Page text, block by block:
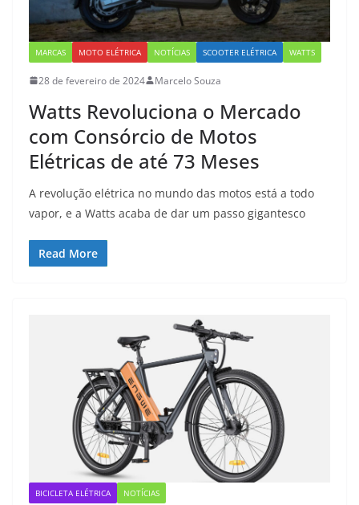
MARCAS MOTO ELÉTRICA NOTÍCIAS SCOOTER ELÉTRICA WATTS
28 de fevereiro de 2024 Marcelo Souza
Watts Revoluciona o Mercado
com Consórcio de Motos
Elétricas de até 73 Meses
A revolução elétrica no mundo das motos está a todo
vapor, e a Watts acaba de dar um passo gigantesco
Read More
BICICLETA ELÉTRICA NOTÍCIAS